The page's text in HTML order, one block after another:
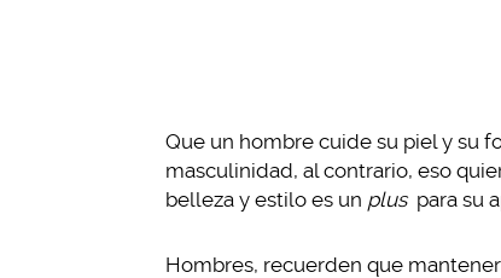
Que un hombre cuide su piel y su
masculinidad, al contrario, eso
belleza y estilo es un plus para su
Hombres, recuerden que